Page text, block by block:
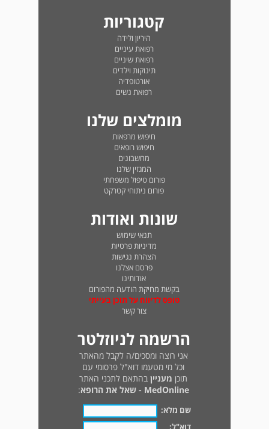
קטגוריות
היריון ולידה
רפואת עיניים
רפואת שיניים
תינוקות וילדים
אורטופדיה
רפואת נשים
מומלצים שלנו
חיפוש מרפאות
חיפוש רופאים
מחשבונים
המגזין שלנו
פורום טיפול משפחתי
פורום ניתוחי קטרקט
שונות ואודות
תנאי שימוש
מדיניות פרטיות
הצהרת נגישות
פרסם אצלנו
אודותינו
בקשת מחיקת הודעה מהפורום
טופס לדיווח על תוכן בעייתי
צור קשר
הרשמה לניוזלטר
אני רוצה ומסכים/ה לקבל מהאתר
וכל מי מטעמו דוא"ל פרסומי עם
תוכן מעניין בהתאם לתכני האתר
MedOnline - שאל את הרופא
:
שם מלא: